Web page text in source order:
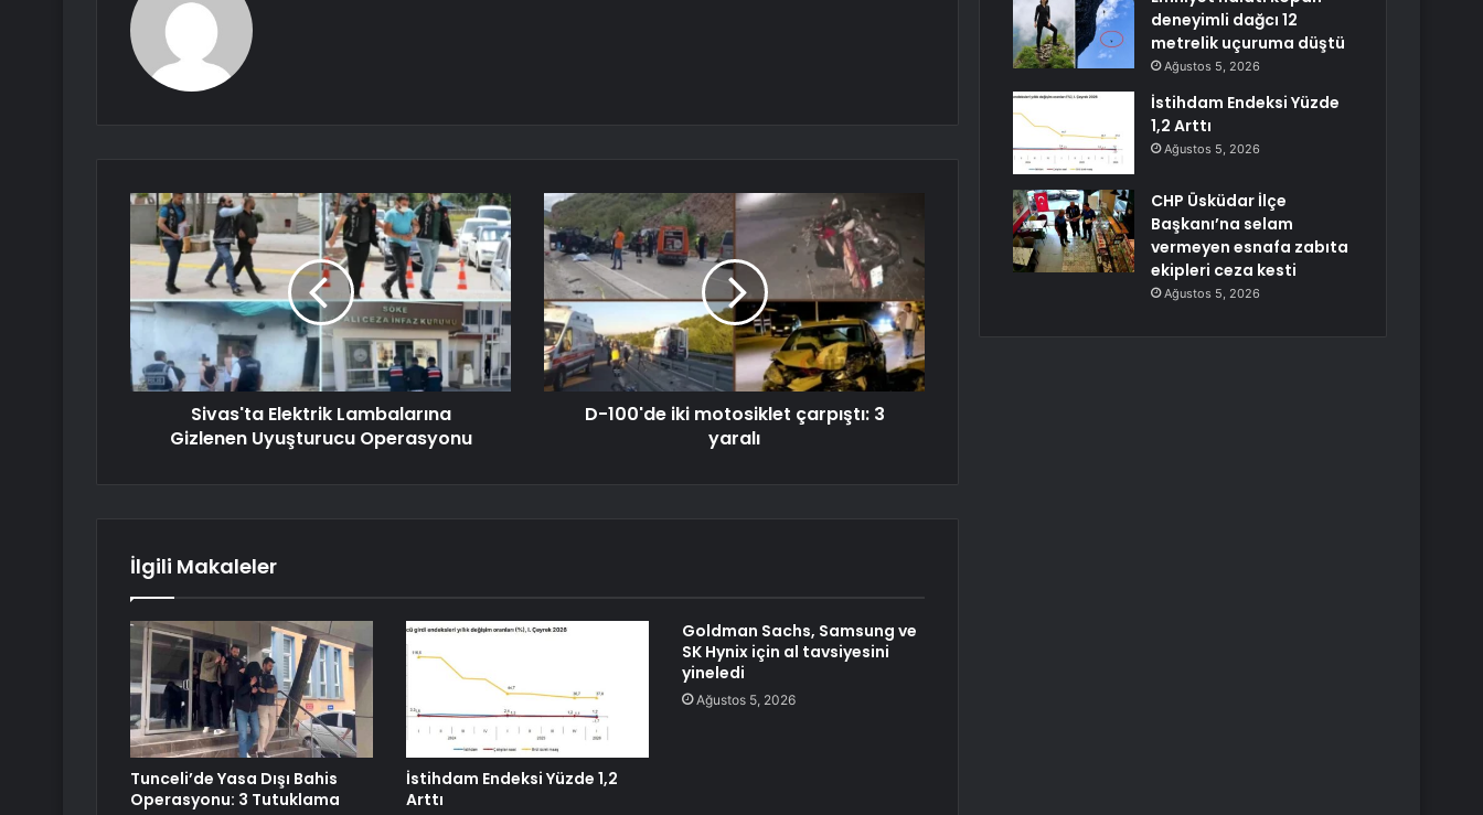
Sivas'ta Elektrik Lambalarına
Gizlenen Uyuşturucu Operasyonu
D-100'de iki motosiklet çarpıştı: 3
yaralı
İlgili Makaleler
Tunceli’de Yasa Dışı Bahis
Operasyonu: 3 Tutuklama
İstihdam Endeksi Yüzde 1,2
Arttı
Goldman Sachs, Samsung ve
SK Hynix için al tavsiyesini
yineledi
Ağustos 5, 2026
deneyimli dağcı 12
metrelik uçuruma düştü
Ağustos 5, 2026
İstihdam Endeksi Yüzde
1,2 Arttı
Ağustos 5, 2026
CHP Üsküdar İlçe
Başkanı’na selam
vermeyen esnafa zabıta
ekipleri ceza kesti
Ağustos 5, 2026